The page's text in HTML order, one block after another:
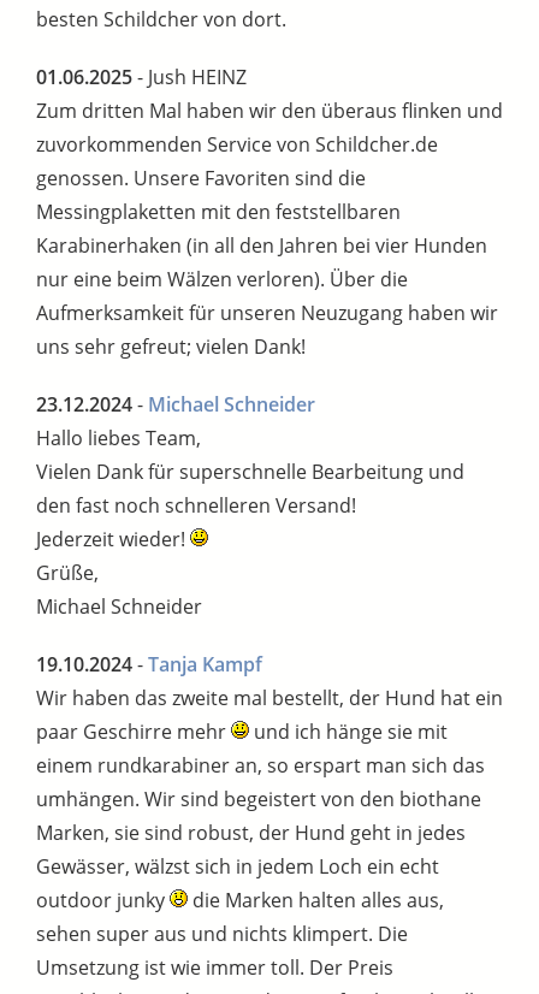
besten Schildcher von dort.
01.06.2025- Jush HEINZ
Zum dritten Mal haben wir den überaus flinken und
zuvorkommenden Service von Schildcher.de
genossen. Unsere Favoriten sind die
Messingplaketten mit den feststellbaren
Karabinerhaken (in all den Jahren bei vier Hunden
nur eine beim Wälzen verloren). Über die
Aufmerksamkeit für unseren Neuzugang haben wir
uns sehr gefreut; vielen Dank!
23.12.2024- Michael Schneider
Hallo liebes Team,
Vielen Dank für superschnelle Bearbeitung und
den fast noch schnelleren Versand!
Jederzeit wieder!
Grüße,
Michael Schneider
19.10.2024-Tanja Kampf
Wir haben das zweite mal bestellt, der Hund hat ein
paar Geschirre mehr
und ich hänge sie mit
einem rundkarabiner an, so erspart man sich das
umhängen. Wir sind begeistert von den biothane
Marken, sie sind robust, der Hund geht in jedes
Gewässer, wälzst sich in jedem Loch ein echt
outdoor junky
die Marken halten alles aus,
sehen super aus und nichts klimpert. Die
Umsetzung ist wie immer toll. Der Preis